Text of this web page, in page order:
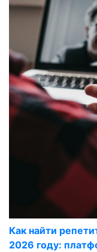
Как найти
2026 году: